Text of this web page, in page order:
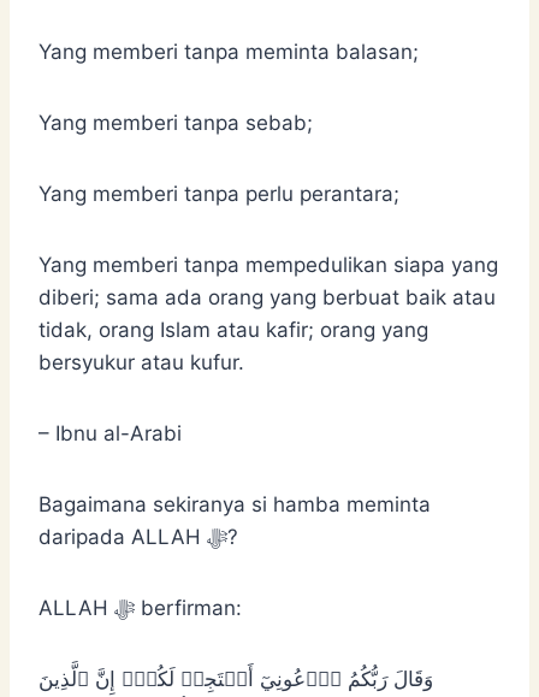
Yang memberi tanpa meminta balasan;
Yang memberi tanpa sebab;
Yang memberi tanpa perlu perantara;
Yang memberi tanpa mempedulikan siapa yang
diberi; sama ada orang yang berbuat baik atau
tidak, orang Islam atau kafir; orang yang
bersyukur atau kufur.
– Ibnu al-Arabi
Bagaimana sekiranya si hamba meminta
daripada ALLAH ﷻ?
ALLAH ﷻ berfirman:
وَقَالَ رَبُّكُمُ ٱدۡعُونِيٓ أَسۡتَجِبۡ لَكُمۡۚ إِنَّ ٱلَّذِينَ